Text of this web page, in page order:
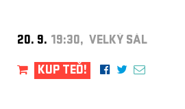
20. 9. 19:30, VELKÝ SÁL
KUP TEĎ!